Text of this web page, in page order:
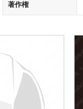
著作権